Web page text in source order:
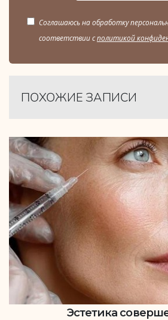
Соглашаюсь на обработку
соответствии сполитикой
ПОХОЖИЕ ЗАПИСИ
Эстетика